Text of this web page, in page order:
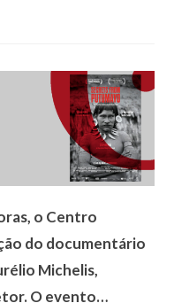
o Centro
do documentário
Michelis,
O evento…